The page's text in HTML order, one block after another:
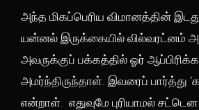
அந்த மிகப்பெரிய விமானத்தின்
யன்னல் இருக்கையில் வில்வரட்னம்
அவருக்குப் பக்கத்தில் ஓர்
அமர்ந்திருந்தாள். இவரைப் பார்த்து
என்றாள். எதுவுமே புரியாமல்